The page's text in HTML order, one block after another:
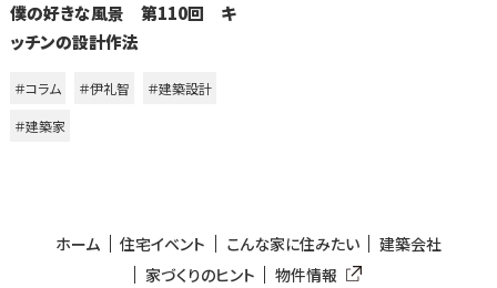
僕の好きな風景 第110回 キ
ッチンの設計作法
＃コラム ＃伊礼智
＃建築設計
＃建築家
ホーム 住宅イベント こんな家に住みたい
建築会社
家づくりのヒント
物件情報